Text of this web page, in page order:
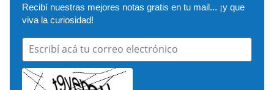
Recibí nuestras mejores notas gratis en tu mail... ¡y que
viva la curiosidad!
Escribí acá tu correo electrónico